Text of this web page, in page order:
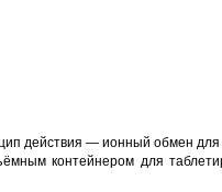
действия — ионный обмен
контейнером для